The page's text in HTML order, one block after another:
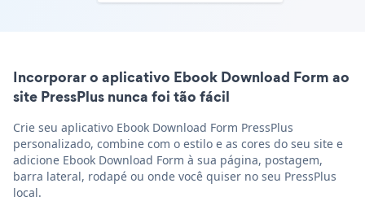
Incorporar o aplicativo Ebook Download Form ao
site PressPlus nunca foi tão fácil
Crie seu aplicativo Ebook Download Form PressPlus
personalizado, combine com o estilo e as cores do seu site e
adicione Ebook Download Form à sua página, postagem,
barra lateral, rodapé ou onde você quiser no seu PressPlus
local.